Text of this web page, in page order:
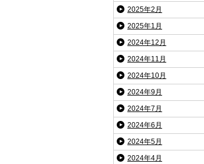
2025年2月
2025年1月
2024年12月
2024年11月
2024年10月
2024年9月
2024年7月
2024年6月
2024年5月
2024年4月